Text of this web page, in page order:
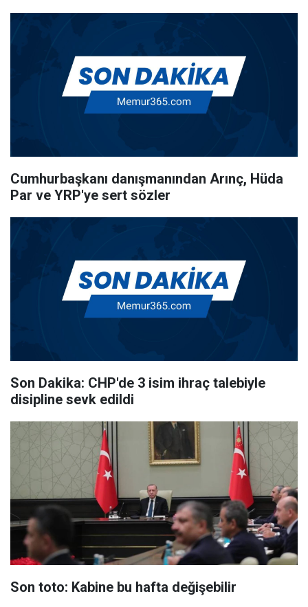
Cumhurbaşkanı danışmanından Arınç, Hüda
Par ve YRP'ye sert sözler
Son Dakika: CHP'de 3 isim ihraç talebiyle
disipline sevk edildi
Son toto: Kabine bu hafta değişebilir